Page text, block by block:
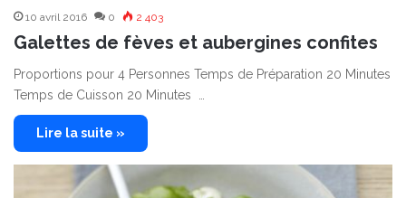
10 avril 2016 0 2 403
Galettes de fèves et aubergines confites
Proportions pour 4 Personnes Temps de Préparation 20 Minutes
Temps de Cuisson 20 Minutes …
Lire la suite »